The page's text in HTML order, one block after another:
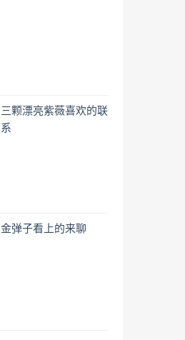
三颗漂亮紫薇喜欢的联
系
金弹子看上的来聊